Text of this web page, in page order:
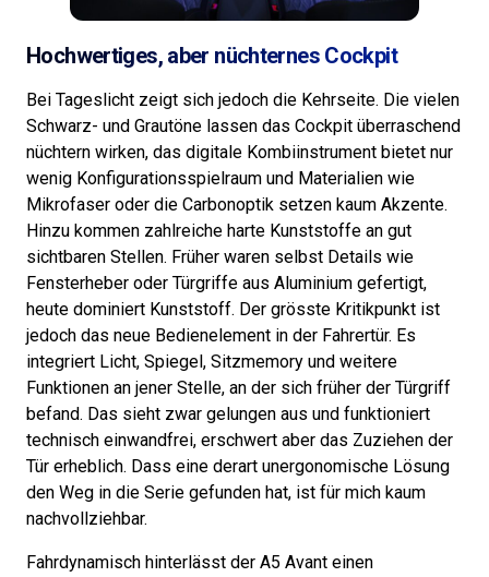
Hochwertiges, aber nüchternes Cockpit
Bei Tageslicht zeigt sich jedoch die Kehrseite. Die vielen
Schwarz- und Grautöne lassen das Cockpit überraschend
nüchtern wirken, das digitale Kombiinstrument bietet nur
wenig Konfigurationsspielraum und Materialien wie
Mikrofaser oder die Carbonoptik setzen kaum Akzente.
Hinzu kommen zahlreiche harte Kunststoffe an gut
sichtbaren Stellen. Früher waren selbst Details wie
Fensterheber oder Türgriffe aus Aluminium gefertigt,
heute dominiert Kunststoff. Der grösste Kritikpunkt ist
jedoch das neue Bedienelement in der Fahrertür. Es
integriert Licht, Spiegel, Sitzmemory und weitere
Funktionen an jener Stelle, an der sich früher der Türgriff
befand. Das sieht zwar gelungen aus und funktioniert
technisch einwandfrei, erschwert aber das Zuziehen der
Tür erheblich. Dass eine derart unergonomische Lösung
den Weg in die Serie gefunden hat, ist für mich kaum
nachvollziehbar.
Fahrdynamisch hinterlässt der A5 Avant einen